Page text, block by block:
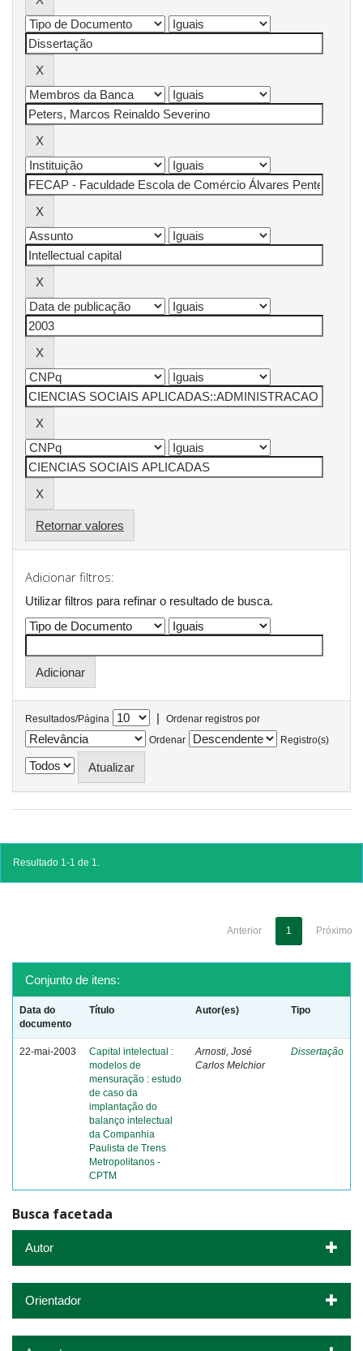
Retornar valores
Adicionar filtros:
Utilizar filtros para refinar o resultado de busca.
Resultados/Página |
Ordenar registros por
Ordenar
Registro(s)
Resultado 1-1 de 1.
Anterior 1 Próximo
Conjunto de itens:
Data do
documento
Título Autor(es) Tipo
22-mai-2003
Capital intelectual :
modelos de
mensuração : estudo
de caso da
implantação do
balanço intelectual
da Companhia
Paulista de Trens
Metropolitanos -
CPTM
Arnosti, José
Carlos Melchior
Dissertação
Busca facetada
Autor
Orientador